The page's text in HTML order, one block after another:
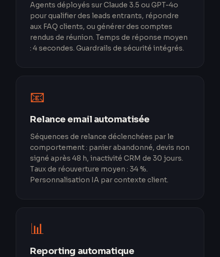
Agents déployés sur Claude 3.5 ou GPT-4o
pour qualifier des leads entrants, répondre
aux FAQ clients, ou générer des comptes
rendus de réunion. Temps de réponse moyen
: 4 secondes. Guardrails de sécurité intégrés.
📧
Relance email automatisée
Séquences de relance déclenchées par le
comportement : panier abandonné, devis non
signé après 48 h, inactivité CRM de 30 jours.
Taux de réouverture moyen : 34 %.
Personnalisation IA par contexte client.
📊
Reporting automatique